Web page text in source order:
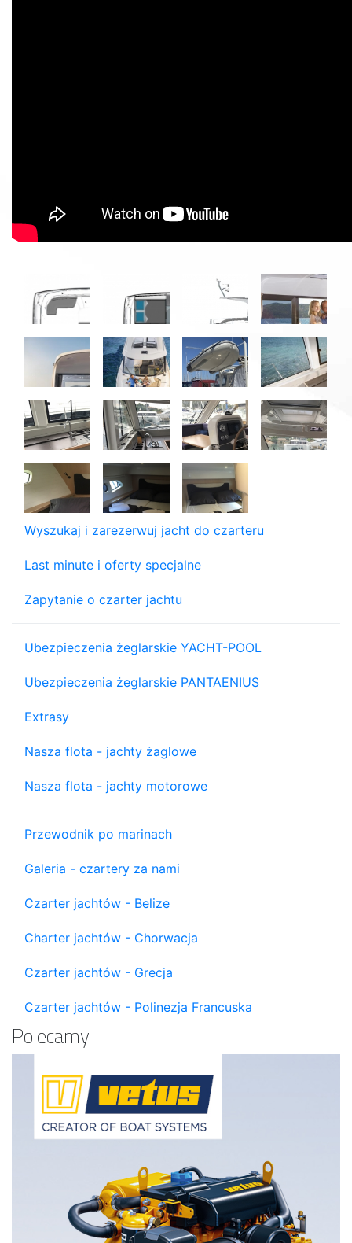
Wyszukaj i zarezerwuj jacht do czarteru
Last minute i oferty specjalne
Zapytanie o czarter jachtu
Ubezpieczenia żeglarskie YACHT-POOL
Ubezpieczenia żeglarskie PANTAENIUS
Extrasy
Nasza flota - jachty żaglowe
Nasza flota - jachty motorowe
Przewodnik po marinach
Galeria - czartery za nami
Czarter jachtów - Belize
Charter jachtów - Chorwacja
Czarter jachtów - Grecja
Czarter jachtów - Polinezja Francuska
Polecamy